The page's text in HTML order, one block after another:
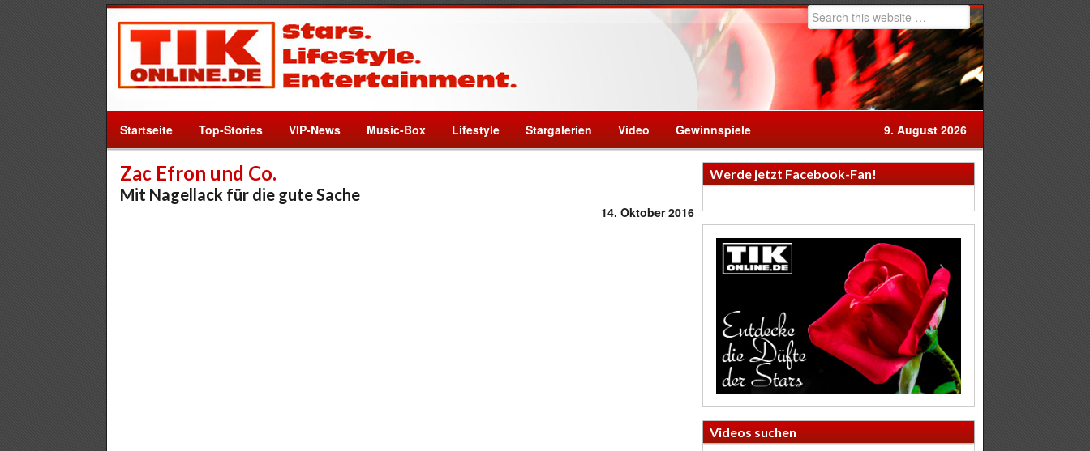
Startseite Top-Stories VIP-News Music-Box Lifestyle Stargalerien Video Gewinnspiele 9. August 2026
Zac Efron und Co.
Mit Nagellack für die gute Sache
14. Oktober 2016
Werde jetzt Facebook-Fan!
Videos suchen